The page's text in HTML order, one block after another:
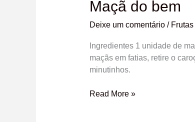
Maçã do bem
Deixe um comentário /
Ingredientes 1 unidade de
maçãs em fatias, retire o
minutinhos.
Read More »